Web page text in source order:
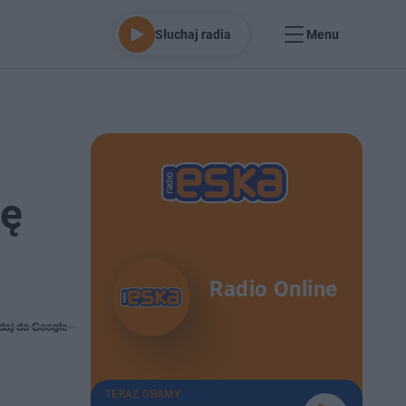
Słuchaj radia Menu
do Google
Radio Online
TERAZ GRAMY